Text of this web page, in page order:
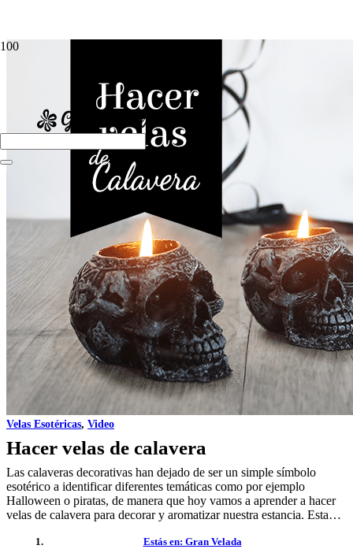
Velas Esotéricas, Video
Hacer velas de calavera
Las calaveras decorativas han dejado de ser un simple símbolo
esotérico a identificar diferentes temáticas como por ejemplo
Halloween o piratas, de manera que hoy vamos a aprender a hacer
velas de calavera para decorar y aromatizar nuestra estancia. Esta…
Estás en: Gran Velada